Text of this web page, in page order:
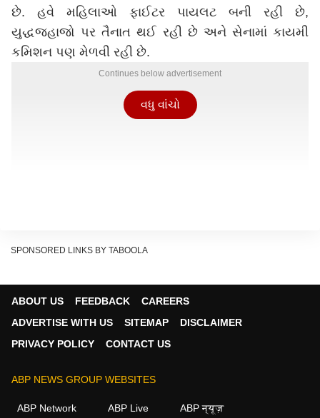
છે. હવે મહિલાઓ ફાઈટર પાયલટ બની રહી છે,
યુદ્ધજહાજો પર તૈનાત થઈ રહી છે અને સેનામાં કાયમી
કમિશન પણ મેળવી રહી છે.
Continues below advertisement
વધુ વાંચો
SPONSORED LINKS BY TABOOLA
ABOUT US FEEDBACK
CAREERS
ADVERTISE WITH US
SITEMAP
DISCLAIMER
PRIVACY POLICY
CONTACT US
ABP NEWS GROUP WEBSITES
ABP Network ABP Live ABP न्यूज़